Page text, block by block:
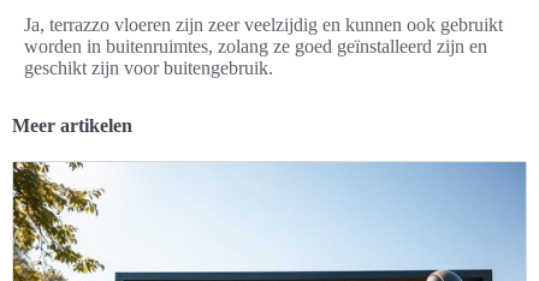
Ja, terrazzo vloeren zijn zeer veelzijdig en kunnen ook gebruikt
worden in buitenruimtes, zolang ze goed geïnstalleerd zijn en
geschikt zijn voor buitengebruik.
Meer artikelen